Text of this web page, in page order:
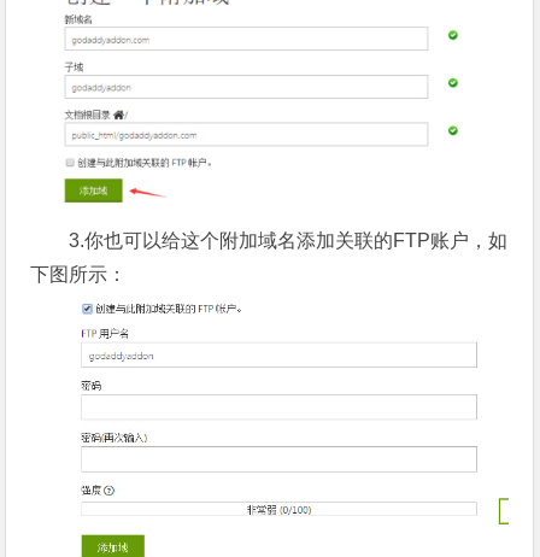
3.你也可以给这个附加域名添加关联的FTP账户，如
下图所示：